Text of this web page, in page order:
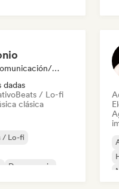
Medios De Comunicación/Periodista
dadas
Beats / Lo-fi
clásica
/ Lo-fi
Dance music